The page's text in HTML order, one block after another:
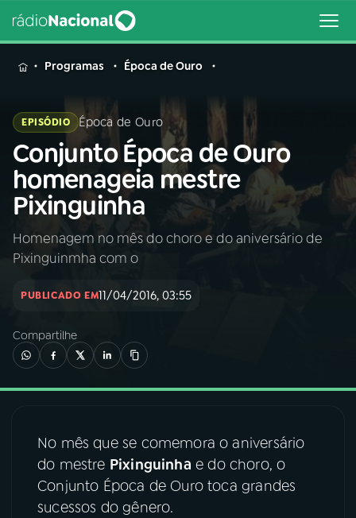
MENU
Buscar
na
Rádio
Nacional
Buscar
AO VIVO
INÍCIO
02A RÁDIO
03PROGRAMAÇÃO
04 PROGRAMAS
PODCASTS
Programas Época de Ouro
EPISÓDIO Época de Ouro
Conjunto Época de Ouro
homenageia mestre
Pixinguinha
Homenagem no mês do choro e do aniversário de
Pixinguinmha com o
PUBLICADO EM11/04/2016, 03:55
Compartilhe
No mês que se comemora o aniversário
do mestre Pixinguinha e do choro, o
Conjunto Época de Ouro toca grandes
sucessos do gênero.